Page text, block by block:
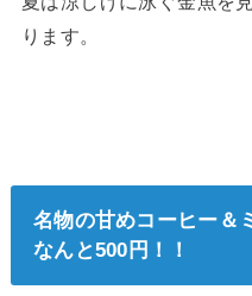
ります。
名物の甘めコーヒー＆
なんと500円！！